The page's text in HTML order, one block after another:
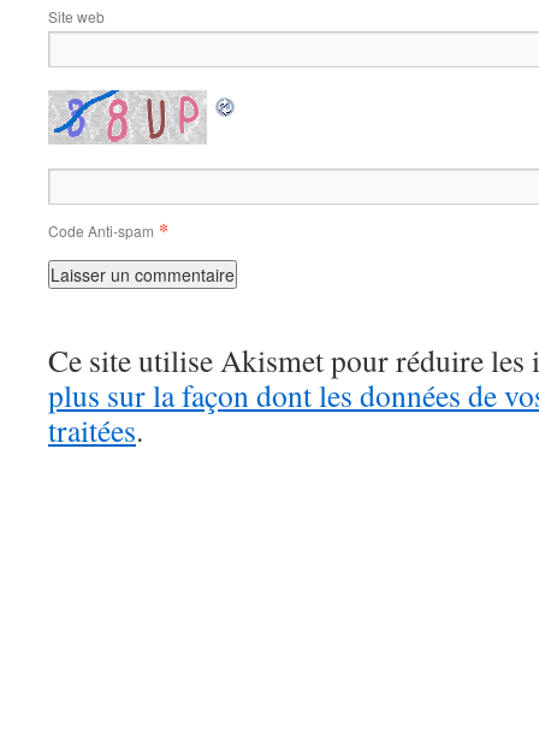
Site web
Code Anti-spam *
Ce site utilise Akismet pour réduire les
plus sur la façon dont les données de
traitées.